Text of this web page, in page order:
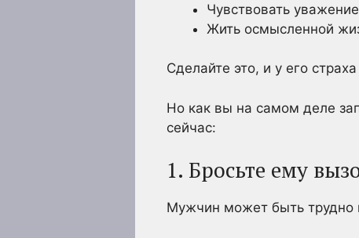
Чувствовать уважение
Жить осмысленной
Сделайте это, и у его
Но как вы на самом деле
сейчас:
1. Бросьте ему
Мужчин может быть трудно